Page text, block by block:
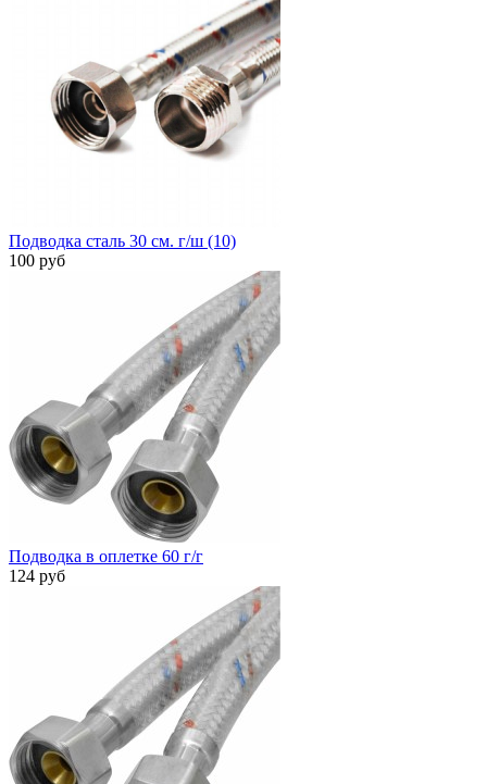
Подводка сталь 30 см. г/ш (10)
100 руб
Подводка в оплетке 60 г/г
124 руб